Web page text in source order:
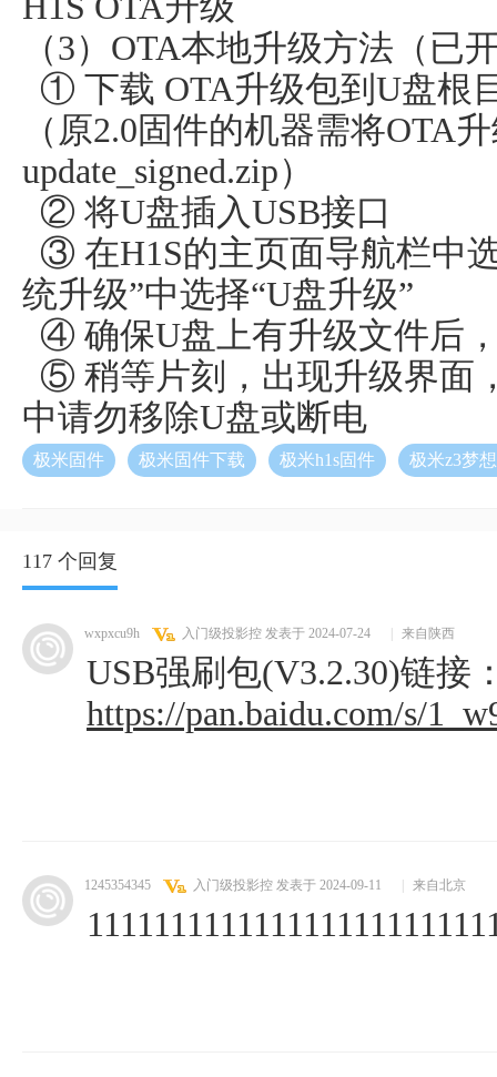
（3）OTA本地升级方法（已
① 下载 OTA升级包到U盘根
（原2.0固件的机器需将OTA
update_signed.zip）
② 将U盘插入USB接口
③ 在H1S的主页面导航栏中
统升级”中选择“U盘升级”
④ 确保U盘上有升级文件后
⑤ 稍等片刻，出现升级界面
中请勿移除U盘或断电
极米固件 极米固件下载 极米h1s固件 极米z3梦
117 个回复
wxpxcu9h 入门级投影控 发表于 2024-07-24 来自陕西
USB强刷包(V3.2.30)链接
https://pan.baidu.com/s/
1245354345 入门级投影控 发表于 2024-09-11 来自北京